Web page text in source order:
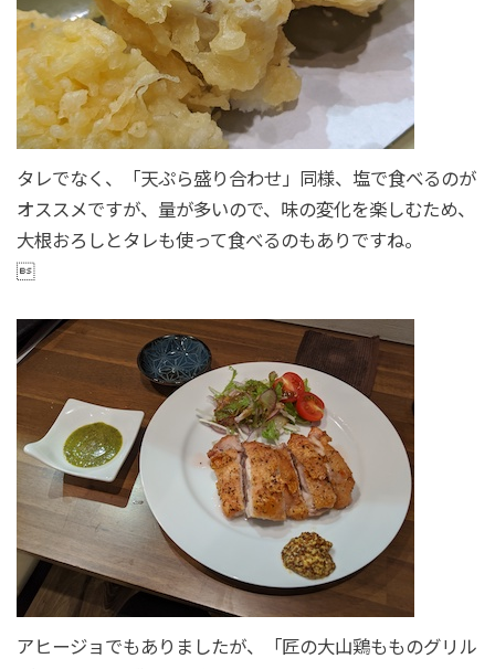
タレでなく、「天ぷら盛り合わせ」同様、塩で食べるのが
オススメですが、量が多いので、味の変化を楽しむため、
大根おろしとタレも使って食べるのもありですね。

アヒージョでもありましたが、「匠の大山鶏もものグリル